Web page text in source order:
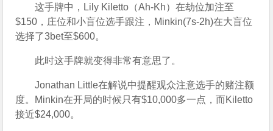
这手牌中，Lily Kiletto（Ah-Kh）在劫位加注至
$150，庄位和小盲位选手跟注，Minkin(7s-2h)在大盲位
选择了3bet至$600。
此时这手牌就变得非常有意思了。
Jonathan Little在解说中提醒观众注意选手的赌注额
度。Minkin在开局的时候只有$10,000多一点，而Kiletto
接近$24,000。